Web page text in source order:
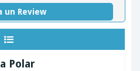
un Review
Polar